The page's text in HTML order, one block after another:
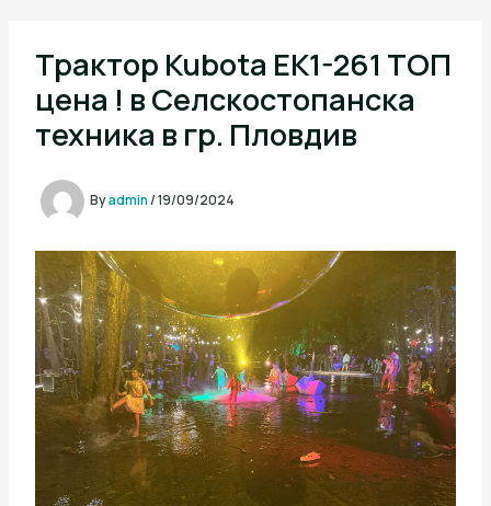
Трактор Kubota EK1-261 ТОП
цена ! в Селскостопанска
техника в гр. Пловдив
Byadmin/19/09/2024